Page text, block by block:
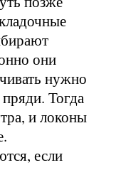
они
нужно
Тогда
и локоны
если